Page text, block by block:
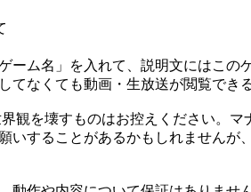
ーム名」を入れて、説明文にはこの
てなくても動画・生放送が閲覧でき
観を壊すものはお控えください。マ
いすることがあるかもしれませんが